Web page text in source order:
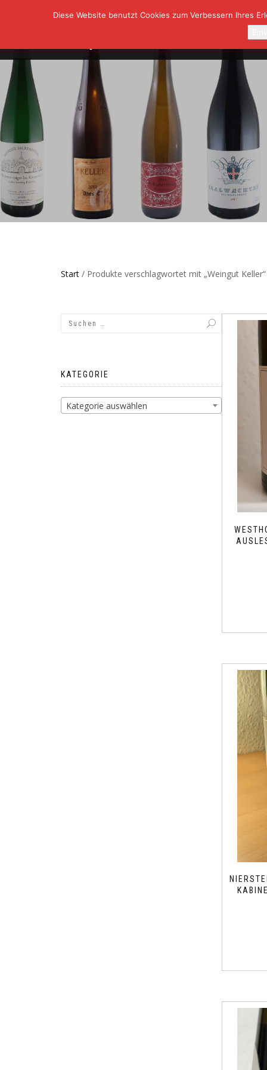
Start / Produkte verschlagwortet mit „Weingut Keller“
KATEGORIE
Kategorie auswählen
Diese Website benutzt Cookies zum Verbessern Ihres